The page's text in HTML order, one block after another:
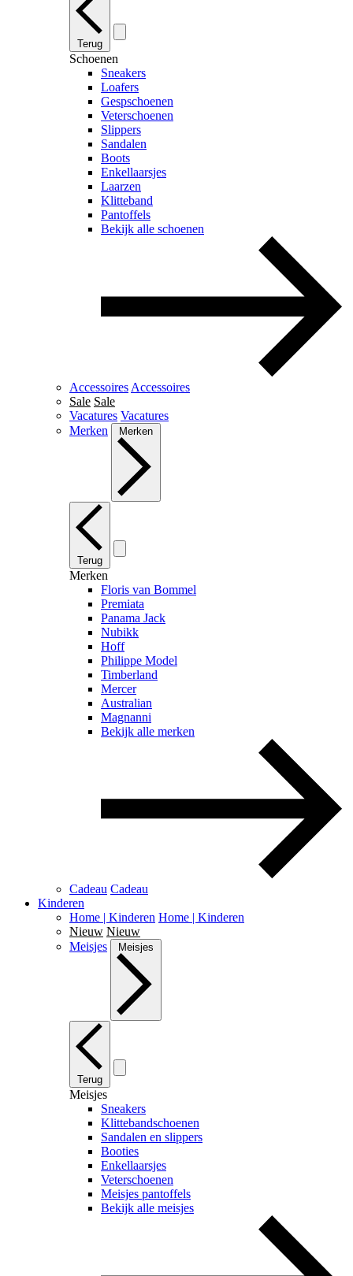
Terug
Schoenen
Sneakers
Loafers
Gespschoenen
Veterschoenen
Slippers
Sandalen
Boots
Enkellaarsjes
Laarzen
Klitteband
Pantoffels
Bekijk alle schoenen
Accessoires Accessoires
Sale Sale
Vacatures Vacatures
Merken
Merken
Terug
Merken
Floris van Bommel
Premiata
Panama Jack
Nubikk
Hoff
Philippe Model
Timberland
Mercer
Australian
Magnanni
Bekijk alle merken
Cadeau Cadeau
Kinderen
Home | Kinderen Home | Kinderen
Nieuw Nieuw
Meisjes
Meisjes
Terug
Meisjes
Sneakers
Klittebandschoenen
Sandalen en slippers
Booties
Enkellaarsjes
Veterschoenen
Meisjes pantoffels
Bekijk alle meisjes